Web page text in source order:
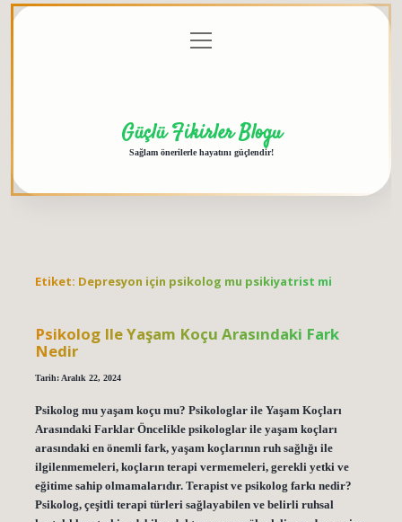
menüyü
aç
Güçlü Fikirler Blogu
Sağlam önerilerle hayatını güçlendir!
Etiket: Depresyon için psikolog mu psikiyatrist mi
Psikolog Ile Yaşam Koçu Arasındaki Fark
Nedir
Tarih: Aralık 22, 2024
Psikolog mu yaşam koçu mu? Psikologlar ile Yaşam Koçları
Arasındaki Farklar Öncelikle psikologlar ile yaşam koçları
arasındaki en önemli fark, yaşam koçlarının ruh sağlığı ile
ilgilenmemeleri, koçların terapi vermemeleri, gerekli yetki ve
eğitime sahip olmamalarıdır. Terapist ve psikolog farkı nedir?
Psikolog, çeşitli terapi türleri sağlayabilen ve belirli ruhsal